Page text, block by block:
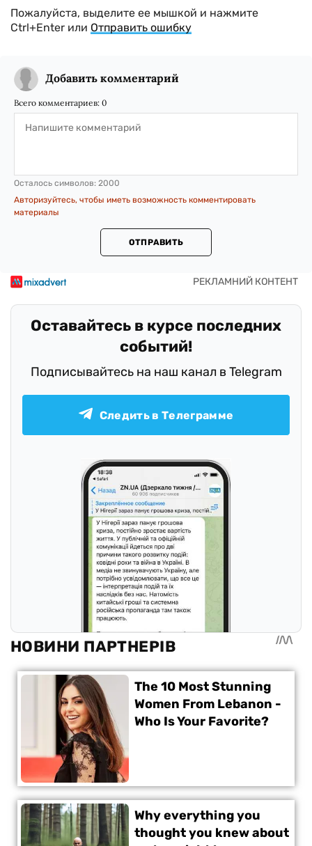
Пожалуйста, выделите ее мышкой и нажмите
Ctrl+Enter или Отправить ошибку
Добавить комментарий
Всего комментариев: 0
Осталось символов: 2000
Авторизуйтесь, чтобы иметь возможность комментировать
материалы
ОТПРАВИТЬ
Оставайтесь в курсе последних
событий!
Подписывайтесь на наш канал в Telegram
Следить в Телеграмме